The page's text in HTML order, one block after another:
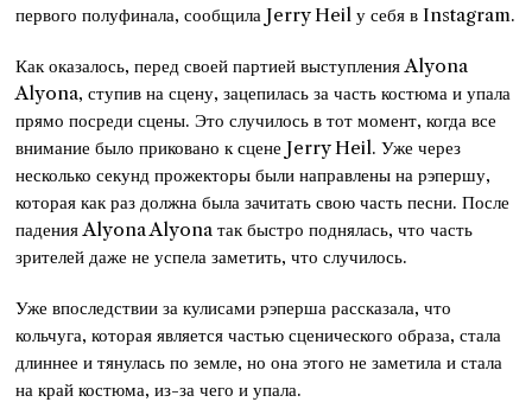
первого полуфинала, сообщила Jerry Heil у себя в Instagram.
Как оказалось, перед своей партией выступления Alyona
Alyona, ступив на сцену, зацепилась за часть костюма и упала
прямо посреди сцены. Это случилось в тот момент, когда все
внимание было приковано к сцене Jerry Heil. Уже через
несколько секунд прожекторы были направлены на рэпершу,
которая как раз должна была зачитать свою часть песни. После
падения Alyona Alyona так быстро поднялась, что часть
зрителей даже не успела заметить, что случилось.
Уже впоследствии за кулисами рэперша рассказала, что
кольчуга, которая является частью сценического образа, стала
длиннее и тянулась по земле, но она этого не заметила и стала
на край костюма, из-за чего и упала.